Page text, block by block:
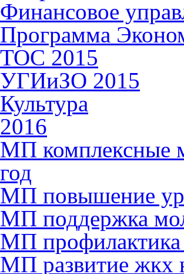
Финансовое
Программа
ТОС 2015
УГИиЗО 2015
Культура
2016
МП комплексные
год
МП повышение
МП поддержка
МП профилактика
МП развитие жкх